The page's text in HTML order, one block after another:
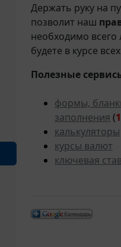
Держать руку на
позволит наш
необходимо
будете в курсе
Полезные
формы,
заполнения (
калькуляторы
курсы валют
ключевая